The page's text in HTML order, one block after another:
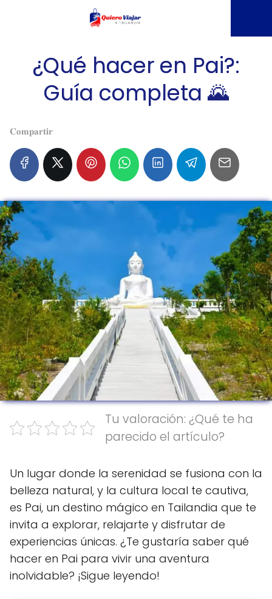
¿Qué hacer en Pai?:
Guía completa 🌄
𝐂𝐨𝐦𝐩𝐚𝐫𝐭𝐢𝐫
Tu valoración: ¿Qué te ha
parecido el artículo?
Un lugar donde la serenidad se fusiona con la
belleza natural, y la cultura local te cautiva,
es Pai, un destino mágico en Tailandia que te
invita a explorar, relajarte y disfrutar de
experiencias únicas. ¿Te gustaría saber qué
hacer en Pai para vivir una aventura
inolvidable? ¡Sigue leyendo!